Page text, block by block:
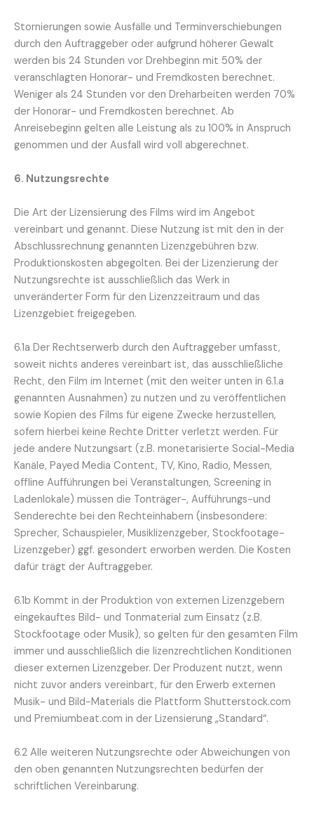
Stornierungen sowie Ausfälle und Terminverschiebungen
durch den Auftraggeber oder aufgrund höherer Gewalt
werden bis 24 Stunden vor Drehbeginn mit 50% der
veranschlagten Honorar- und Fremdkosten berechnet.
Weniger als 24 Stunden vor den Dreharbeiten werden 70%
der Honorar- und Fremdkosten berechnet. Ab
Anreisebeginn gelten alle Leistung als zu 100% in Anspruch
genommen und der Ausfall wird voll abgerechnet.
6. Nutzungsrechte
Die Art der Lizensierung des Films wird im Angebot
vereinbart und genannt. Diese Nutzung ist mit den in der
Abschlussrechnung genannten Lizenzgebühren bzw.
Produktionskosten abgegolten. Bei der Lizenzierung der
Nutzungsrechte ist ausschließlich das Werk in
unveränderter Form für den Lizenzzeitraum und das
Lizenzgebiet freigegeben.
6.1a Der Rechtserwerb durch den Auftraggeber umfasst,
soweit nichts anderes vereinbart ist, das ausschließliche
Recht, den Film im Internet (mit den weiter unten in 6.1.a
genannten Ausnahmen) zu nutzen und zu veröffentlichen
sowie Kopien des Films für eigene Zwecke herzustellen,
sofern hierbei keine Rechte Dritter verletzt werden. Für
jede andere Nutzungsart (z.B. monetarisierte Social-Media
Kanäle, Payed Media Content, TV, Kino, Radio, Messen,
offline Aufführungen bei Veranstaltungen, Screening in
Ladenlokale) müssen die Tonträger-, Aufführungs-und
Senderechte bei den Rechteinhabern (insbesondere:
Sprecher, Schauspieler, Musiklizenzgeber, Stockfootage-
Lizenzgeber) ggf. gesondert erworben werden. Die Kosten
dafür trägt der Auftraggeber.
6.1b Kommt in der Produktion von externen Lizenzgebern
eingekauftes Bild- und Tonmaterial zum Einsatz (z.B.
Stockfootage oder Musik), so gelten für den gesamten Film
immer und ausschließlich die lizenzrechtlichen Konditionen
dieser externen Lizenzgeber. Der Produzent nutzt, wenn
nicht zuvor anders vereinbart, für den Erwerb externen
Musik- und Bild-Materials die Plattform Shutterstock.com
und Premiumbeat.com in der Lizensierung „Standard“.
6.2 Alle weiteren Nutzungsrechte oder Abweichungen von
den oben genannten Nutzungsrechten bedürfen der
schriftlichen Vereinbarung.